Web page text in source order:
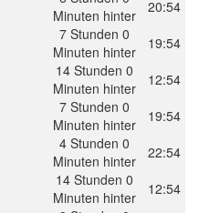
Minuten hinter
20:54
7 Stunden 0
Minuten hinter
19:54
14 Stunden 0
Minuten hinter
12:54
7 Stunden 0
Minuten hinter
19:54
4 Stunden 0
Minuten hinter
22:54
14 Stunden 0
Minuten hinter
12:54